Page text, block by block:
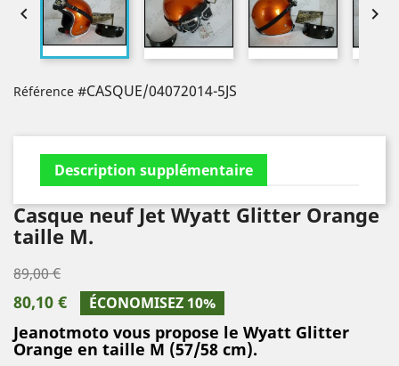
 
Référence #CASQUE/04072014-5JS
Description supplémentaire
Casque neuf Jet Wyatt Glitter Orange
taille M.
89,00 €
80,10 € ÉCONOMISEZ 10%
Jeanotmoto vous propose le Wyatt Glitter
Orange en taille M (57/58 cm).